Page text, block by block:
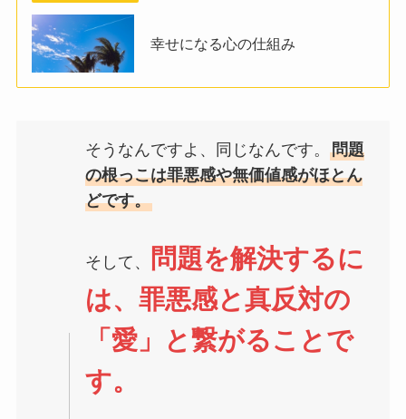
幸せになる心の仕組み
そうなんですよ、同じなんです。問題
の根っこは罪悪感や無価値感がほとん
どです。
そして、
問題を解決するに
は、罪悪感と真反対の
「愛」と繋がることで
す。